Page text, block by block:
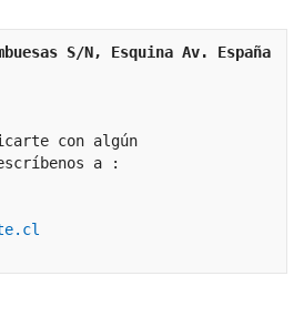
S/N, Esquina Av. España
con algún
a :